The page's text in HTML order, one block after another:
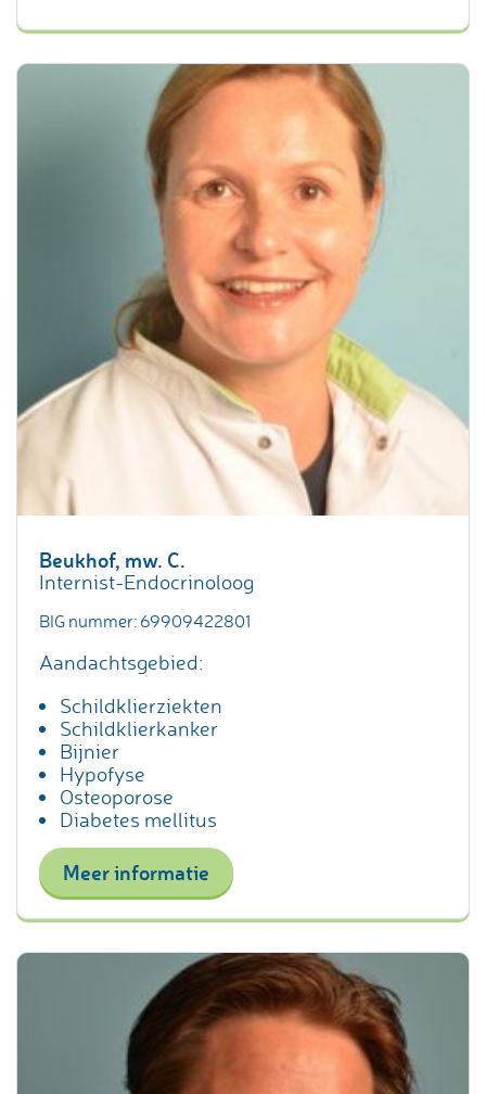
Beukhof, mw. C.
Internist-Endocrinoloog
BIG nummer: 69909422801
Aandachtsgebied:
Schildklierziekten
Schildklierkanker
Bijnier
Hypofyse
Osteoporose
Diabetes mellitus
Meer informatie